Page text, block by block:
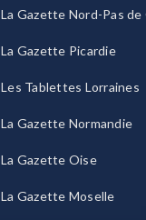
La Gazette Nord-Pas de
La Gazette Picardie
Les Tablettes Lorraines
La Gazette Normandie
La Gazette Oise
La Gazette Moselle